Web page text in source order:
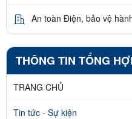
An toàn Điện, bảo vệ
THÔNG TIN TỔNG
TRANG CHỦ
Tin tức - Sự kiện